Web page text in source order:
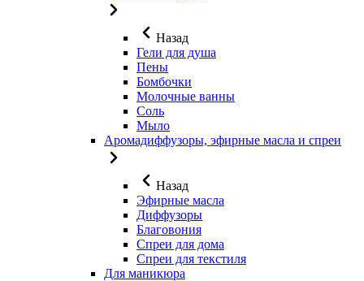
Назад
Гели для душа
Пены
Бомбочки
Молочные ванны
Соль
Мыло
Аромадиффузоры, эфирные масла и спреи
Назад
Эфирные масла
Диффузоры
Благовония
Спреи для дома
Спреи для текстиля
Для маникюра